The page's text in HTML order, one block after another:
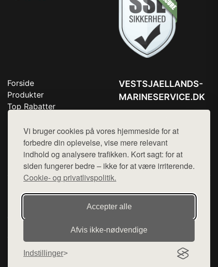
Vi bruger cookies på vores hjemmeside for at
forbedre din oplevelse, vise mere relevant
indhold og analysere trafikken. Kort sagt: for at
siden fungerer bedre – ikke for at være irriterende.
Cookie- og privatlivspolitik.
Accepter alle
Afvis ikke‑nødvendige
Indstillinger
Forside
Produkter
Top Rabatter
Kontakt
VESTSJAELLANDS-
MARINESERVICE.DK
Mail:hej@want.dk
Cookie- og privatlivspolitik
Denne side er en del af want.dk, der udgiver en række
hjemmesider med præsentation af forskellige produkter fra
diverse webshops. Der sælges ikke varer fra denne side - vi
henviser til de shops, som sælger varen. Vi har heller ikke
varerne på lager.
© 2026 vestsjaellands-marineservice.dk. Alle rettigheder